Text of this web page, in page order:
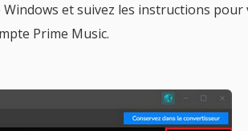
et suivez les instructions pour
Prime Music.